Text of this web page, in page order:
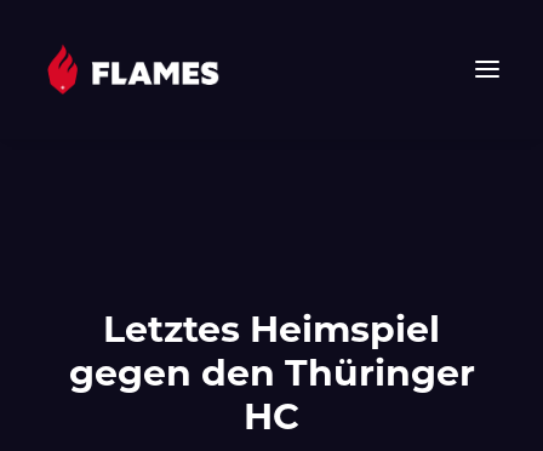
JUGEND
VEREIN
SPONSOREN & PARTNER
Letztes Heimspiel
gegen den Thüringer
HC